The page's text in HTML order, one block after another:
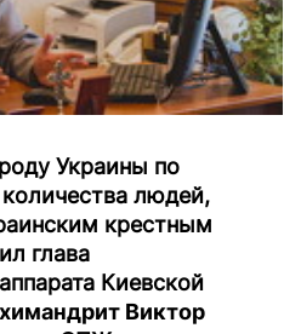
Украины по
людей,
крестным
глава
Киевской
Виктор